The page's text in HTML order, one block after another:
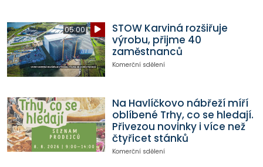
05:00
STOW Karviná rozšiřuje
výrobu, přijme 40
zaměstnanců
Komerční sdělení
Na Havlíčkovo nábřeží míří
oblíbené Trhy, co se hledají.
Přivezou novinky i více než
čtyřicet stánků
Komerční sdělení